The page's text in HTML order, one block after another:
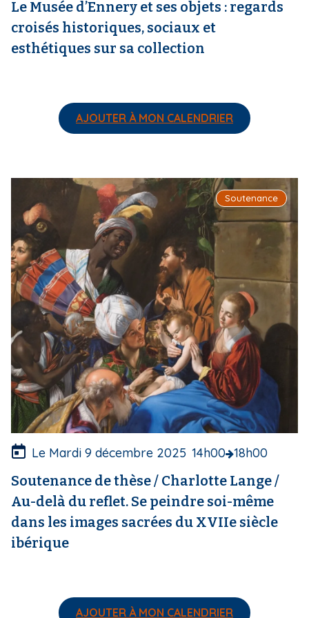
Le Musée d’Ennery et ses objets : regards
croisés historiques, sociaux et
esthétiques sur sa collection
AJOUTER À MON CALENDRIER
Soutenance
g
e
d
e
c
u
v
e
r
t
u
r
e
Le Mardi 9 décembre 2025 14h00 18h00
Soutenance de thèse / Charlotte Lange /
Au-delà du reflet. Se peindre soi-même
dans les images sacrées du XVIIe siècle
ibérique
AJOUTER À MON CALENDRIER